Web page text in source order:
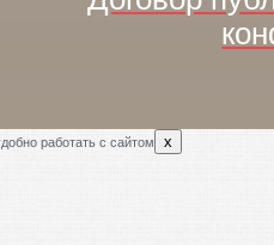
работать с сайтом x